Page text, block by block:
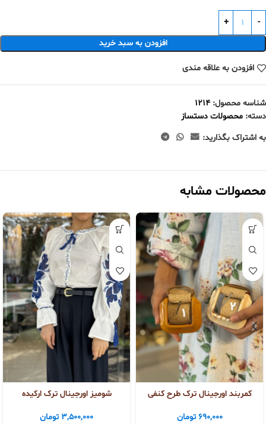
افزودن به سبد خرید
افزودن به علاقه مندی
شناسه محصول: 1214
دسته: محصولات دستساز
به اشتراک بگذارید:
محصولات مشابه
کمربند اورجینال ترک طرح کنفی
690,000 تومان
شومیز اورجینال ترک ارکیده
3,500,000 تومان